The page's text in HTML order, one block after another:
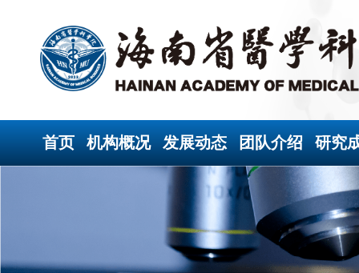
首页 机构概况 发展动态 团队介绍 研究